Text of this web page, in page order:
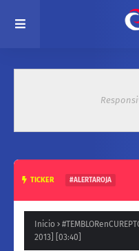
TICKER #ALERTAROJA
Inicio
2013] [03:40]